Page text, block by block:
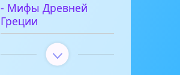
- Мифы Древней
Греции